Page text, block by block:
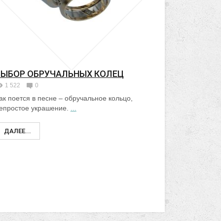
ОБРУЧАЛЬНЫХ КОЛЕЦ
1 522 0
поется в песне – обручальное кольцо,
украшение. ...
ДАЛЕЕ...